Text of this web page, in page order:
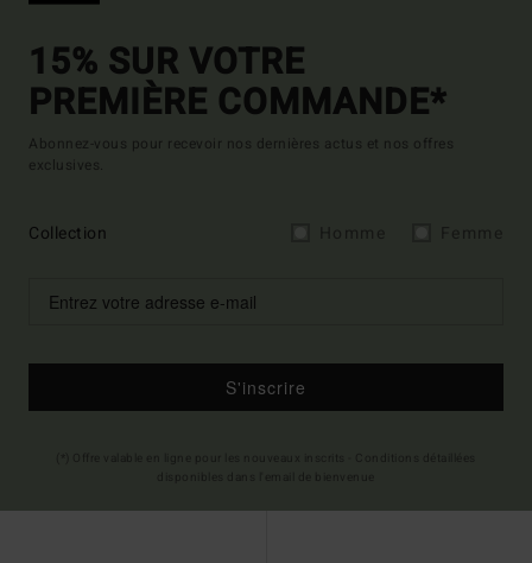
15% SUR VOTRE
PREMIÈRE COMMANDE*
Abonnez-vous pour recevoir nos dernières actus et nos offres
exclusives.
Collection
S'inscrire